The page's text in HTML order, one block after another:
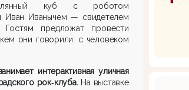
куб с роботом
Иван Иванычем — свидетелем
Гостям предложат провести
они говорили: с человеком
интерактивная уличная
рок‑клуба.На выставке